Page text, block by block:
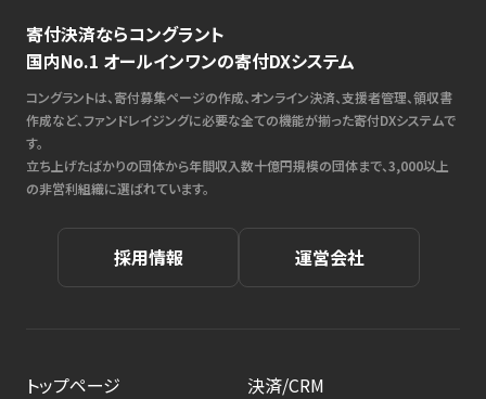
寄付決済ならコングラント
国内No.1 オールインワンの寄付DXシステム
コングラントは、寄付募集ページの作成、オンライン決済、支援者管理、領収書
作成など、ファンドレイジングに必要な全ての機能が揃った寄付DXシステムで
す。
立ち上げたばかりの団体から年間収入数十億円規模の団体まで、3,000以上
の非営利組織に選ばれています。
採用情報 運営会社
トップページ
決済/CRM